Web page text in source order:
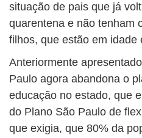
situação de pais que já
quarentena e não tenham
filhos, que estão em idade
Anteriormente
Paulo agora abandona o
educação no estado, que
do Plano São Paulo de
que exigia, que 80% da